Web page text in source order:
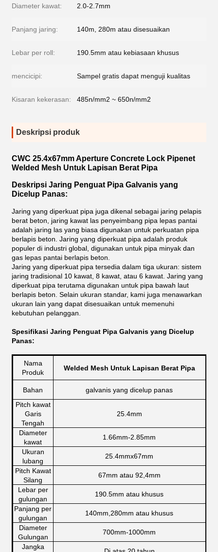
Diameter kawat: 2.0-2.7mm
Panjang jaring: 140m, 280m atau disesuaikan
Lebar per roll: 190.5mm atau kebiasaan khusus
mencicipi: Sampel gratis dapat menguji kualitas
Kisaran kekerasan: 485n/mm2 ~ 650n/mm2
Deskripsi produk
CWC 25.4x67mm Aperture Concrete Lock Pipenet
Welded Mesh Untuk Lapisan Berat Pipa
Deskripsi Jaring Penguat Pipa Galvanis yang
Dicelup Panas:
Jaring yang diperkuat pipa juga dikenal sebagai jaring pelapis
berat beton, jaring kawat las penyeimbang pipa lepas pantai
adalah jaring las yang biasa digunakan untuk perkuatan pipa
berlapis beton. Jaring yang diperkuat pipa adalah produk
populer di industri global, digunakan untuk pipa minyak dan
gas lepas pantai berlapis beton.
Jaring yang diperkuat pipa tersedia dalam tiga ukuran: sistem
jaring tradisional 10 kawat, 8 kawat, atau 6 kawat. Jaring yang
diperkuat pipa terutama digunakan untuk pipa bawah laut
berlapis beton. Selain ukuran standar, kami juga menawarkan
ukuran lain yang dapat disesuaikan untuk memenuhi
kebutuhan pelanggan.
Spesifikasi Jaring Penguat Pipa Galvanis yang Dicelup
Panas:
Nama
Produk
Welded Mesh Untuk Lapisan Berat Pipa
Bahan
galvanis yang dicelup panas
Pitch kawat
Garis
Tengah
25.4mm
Diameter
kawat
1.66mm-2.85mm
Ukuran
lubang
25.4mmx67mm
Pitch Kawat
Silang
67mm atau 92,4mm
Lebar per
gulungan
190.5mm atau khusus
Panjang per
gulungan
140mm,280mm atau khusus
Diameter
Gulungan
700mm-1000mm
Jangka